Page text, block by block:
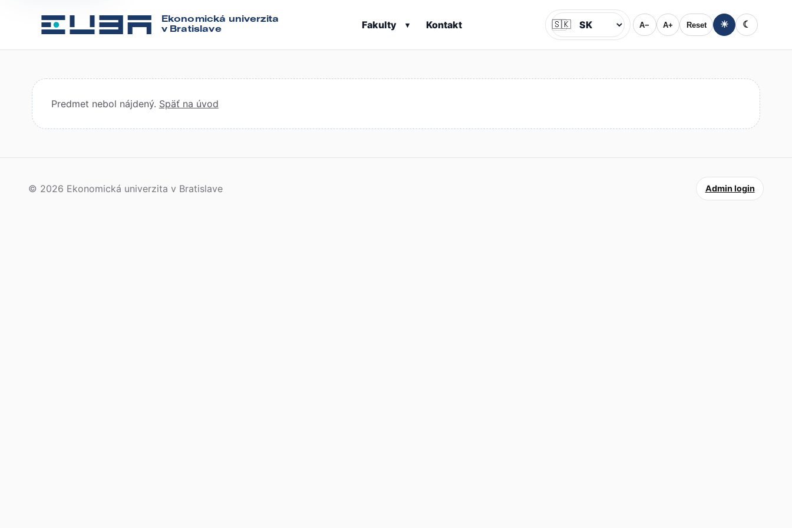
Ekonomická univerzita
v Bratislave
Fakulty ▾ Kontakt Jazyk
🇸🇰 A− A+ Reset ☀ ☾
Predmet nebol nájdený. Späť na úvod
© 2026 Ekonomická univerzita v Bratislave Admin login